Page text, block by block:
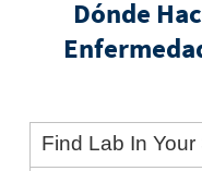
Dónde
Find Lab In Your